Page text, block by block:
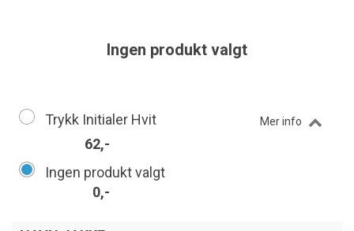
Ingen produkt valgt
Trykk Initialer Hvit Mer info
62,-
Ingen produkt valgt
0,-